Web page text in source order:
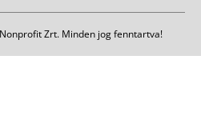
Zrt. Minden jog fenntartva!